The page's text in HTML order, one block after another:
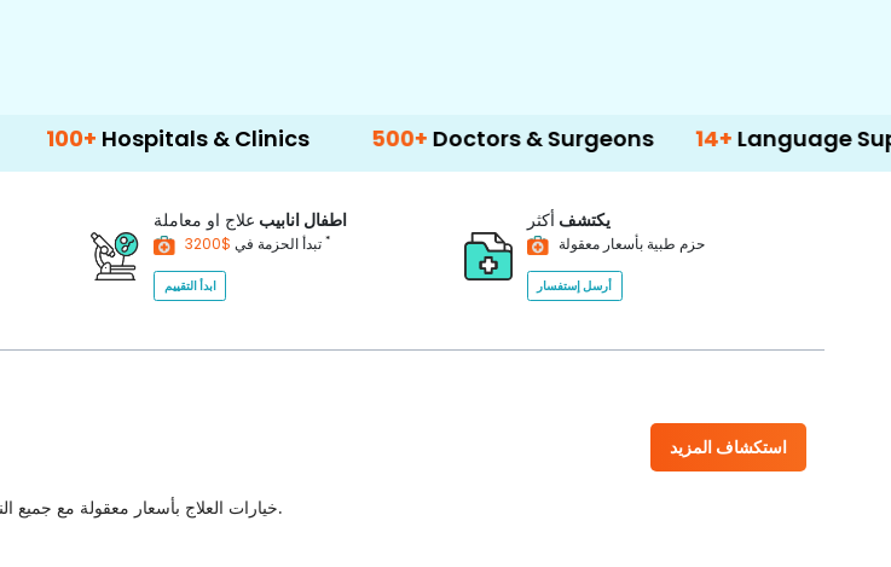
Hospitals & Clinics 500+ Doctors & Surgeons 14+Language Support
اطفال انابيب علاج او معاملة
تبدأ الحزمة في *
ابدأ التقييم
يكتشف أكثر
حزم طبية بأسعار معقولة
أرسل إستفسار
استكشاف المزيد
خيارات العلاج بأسعار معقولة مع جميع النطاقات الممكنة من الإجراءات الطبية للاختيار من بينها مع أفضل جودة للرعاية الصحية في البلاد.